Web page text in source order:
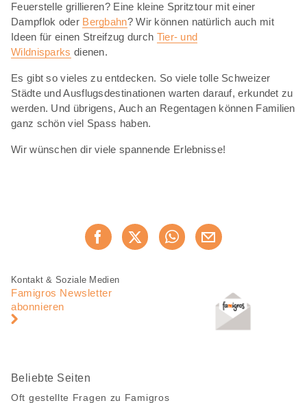
Feuerstelle grillieren? Eine kleine Spritztour mit einer
Dampflok oder Bergbahn? Wir können natürlich auch mit
Ideen für einen Streifzug durch Tier- und
Wildnisparks dienen.
Es gibt so vieles zu entdecken. So viele tolle Schweizer
Städte und Ausflugsdestinationen warten darauf, erkundet zu
werden. Und übrigens, Auch an Regentagen können Familien
ganz schön viel Spass haben.
Wir wünschen dir viele spannende Erlebnisse!
Jetzt weiterempfehlen
Fusszeile
Fusszeile
Navigation
Kontakt & Soziale Medien
Famigros Newsletter
abonnieren
Beliebte Seiten
Oft gestellte Fragen zu Famigros